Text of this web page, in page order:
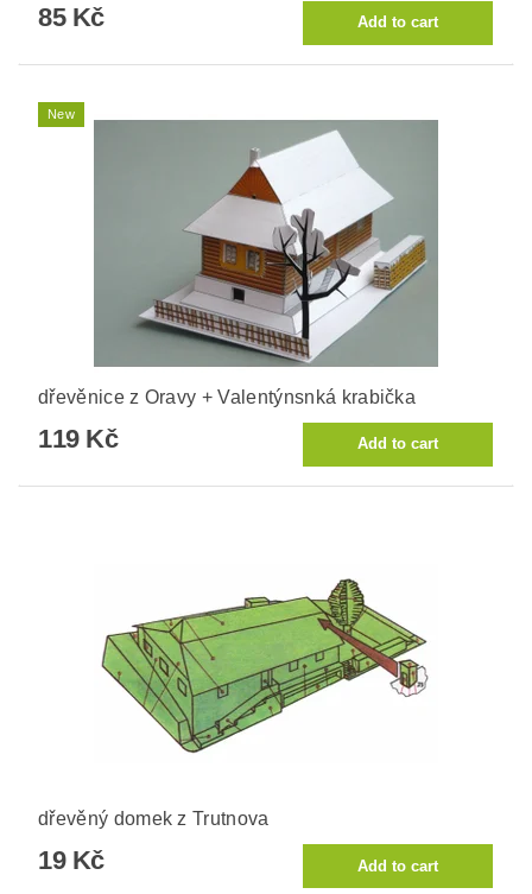
85 Kč
New
dřevěnice z Oravy + Valentýnsnká krabička
119 Kč
dřevěný domek z Trutnova
19 Kč